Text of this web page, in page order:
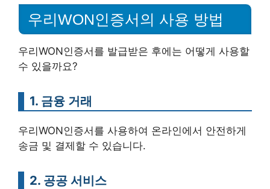
우리WON인증서의 사용 방법
우리WON인증서를 발급받은 후에는 어떻게 사용할
수 있을까요?
1. 금융 거래
우리WON인증서를 사용하여 온라인에서 안전하게
송금 및 결제할 수 있습니다.
2. 공공 서비스